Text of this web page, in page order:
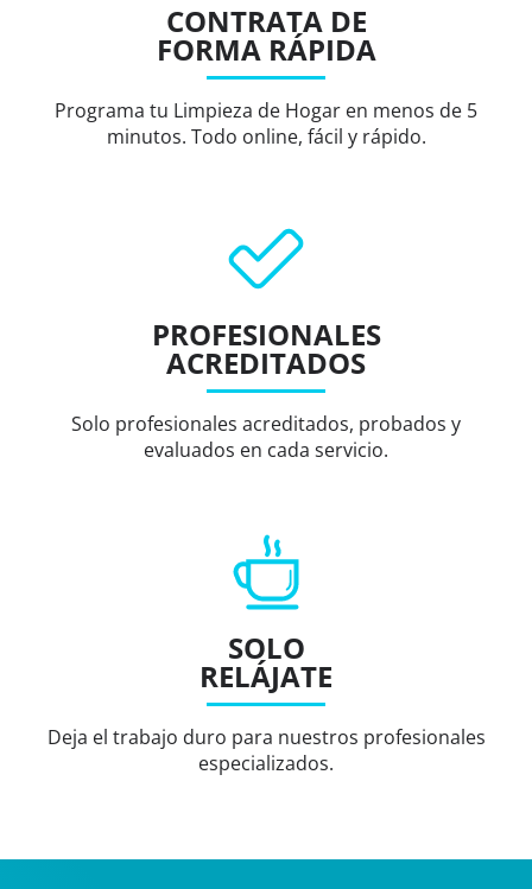
CONTRATA DE
FORMA RÁPIDA
Programa tu Limpieza de Hogar en menos de 5
minutos. Todo online, fácil y rápido.
PROFESIONALES
ACREDITADOS
Solo profesionales acreditados, probados y
evaluados en cada servicio.
SOLO
RELÁJATE
Deja el trabajo duro para nuestros profesionales
especializados.